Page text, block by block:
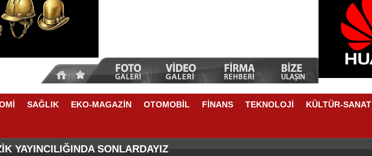
SAĞLIK EKO-MAGAZİN OTOMOBİL FİNANS TEKNOLOJİ KÜLTÜR-SANAT
ANKARA'DA
ISTANBUL’DAN HAYVAN DOSTLARINA ÖZEL YAKLAŞIM
YAYINCILIĞINDA SONLARDAYIZ